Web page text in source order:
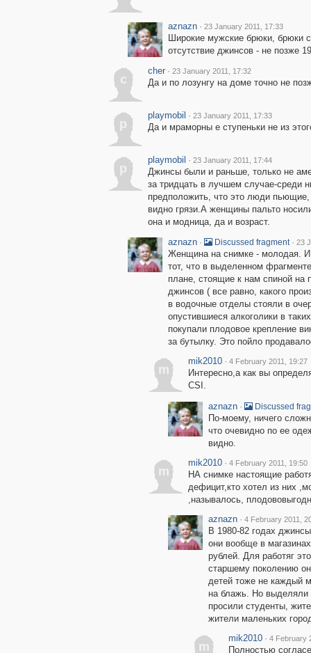
aznazn · 23 January 2011, 17:33
Широкие мужские брюки, брюки
отсутствие джинсов - не позже
c
cher · 23 January 2011, 17:32
Да и по лозунгу на доме точно не
p
playmobil · 23 January 2011, 17:33
Да и мраморны е ступеньки не из
p
playmobil · 23 January 2011, 17:44
Джинсы были и раньше, только не
за тридцать в лучшем случае-среди
предположить, что это люди
видно грязи.А женщины пальто
она и модница, да и возраст.
aznazn · Discussed fragment · 23
Женщина на снимке - молодая.
тот, что в выделенном
плане, стоящие к нам спиной на
джинсов ( все равно, какого
в водочные отделы стояли в
опустившиеся алкоголики в
покупали плодовое крепление
за бутылку. Это пойло
m
mik2010 · 4 February 2011, 19:27
Интересно,а как вы
CSI.
aznazn · Discussed
По-моему, ничего
что очевидно по ее
видно.
m
mik2010 · 4 February 2011, 19:50
НА снимке настоящие
дефицит,кто хотел из них
,называлось,
aznazn · 4 February 2011,
В 1980-82 годах
они вообще в
рублей. Для работяг
старшему поколению
детей тоже не каждый
на блажь. Но выделяли
просили студенты,
жители маленьких
m
mik2010 · 4 February
Полностью